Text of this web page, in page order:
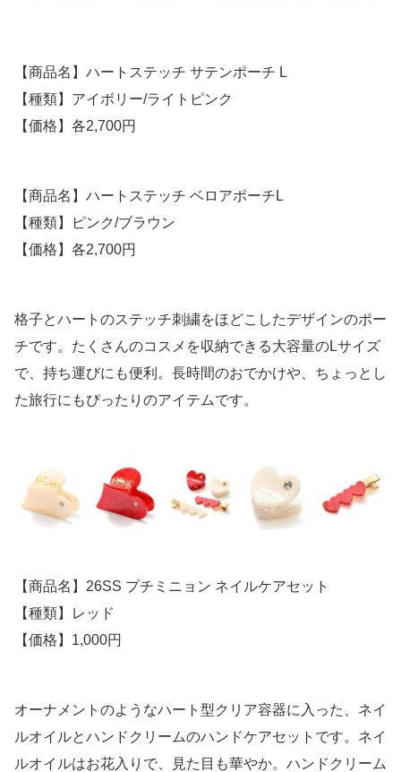
【商品名】ハートステッチ サテンポーチ L
【種類】アイボリー/ライトピンク
【価格】各2,700円
【商品名】ハートステッチ ベロアポーチL
【種類】ピンク/ブラウン
【価格】各2,700円
格子とハートのステッチ刺繍をほどこしたデザインのポー
チです。たくさんのコスメを収納できる大容量のLサイズ
で、持ち運びにも便利。長時間のおでかけや、ちょっとし
た旅行にもぴったりのアイテムです。
【商品名】26SS プチミニョン ネイルケアセット
【種類】レッド
【価格】1,000円
オーナメントのようなハート型クリア容器に入った、ネイ
ルオイルとハンドクリームのハンドケアセットです。ネイ
ルオイルはお花入りで、見た目も華やか。ハンドクリーム